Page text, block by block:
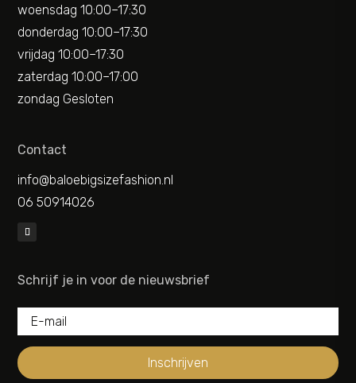
woensdag 10:00–17:30
donderdag 10:00–17:30
vrijdag 10:00–17:30
zaterdag 10:00–17:00
zondag Gesloten
Contact
info@baloebigsizefashion.nl
06 50914026
Schrijf je in voor de nieuwsbrief
Inschrijven